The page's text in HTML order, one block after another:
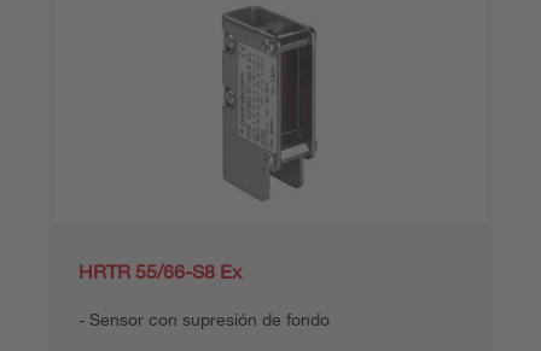
HRTR 55/66-S8 Ex
Sensor con supresión de fondo